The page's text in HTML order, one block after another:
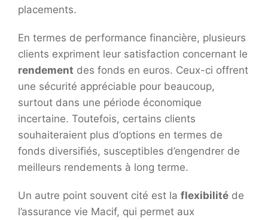
placements.
En termes de performance financière, plusieurs
clients expriment leur satisfaction concernant le
rendement des fonds en euros. Ceux-ci offrent
une sécurité appréciable pour beaucoup,
surtout dans une période économique
incertaine. Toutefois, certains clients
souhaiteraient plus d’options en termes de
fonds diversifiés, susceptibles d’engendrer de
meilleurs rendements à long terme.
Un autre point souvent cité est la flexibilité de
l’assurance vie Macif, qui permet aux